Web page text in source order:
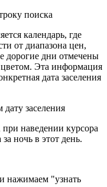
календарь, где
от диапазона цен,
дорогие дни отмечены
Эта информация
дата заселения
наведении курсора
ночь в этот день.
нажимаем "узнать